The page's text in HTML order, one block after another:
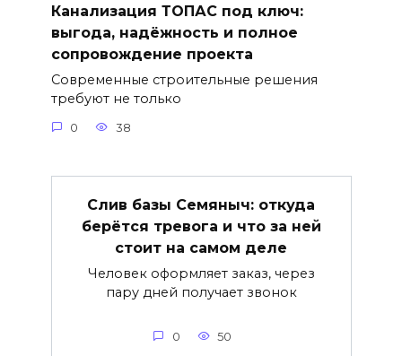
Канализация ТОПАС под ключ:
выгода, надёжность и полное
сопровождение проекта
Современные строительные решения
требуют не только
0 38
Слив базы Семяныч: откуда
берётся тревога и что за ней
стоит на самом деле
Человек оформляет заказ, через
пару дней получает звонок
0 50